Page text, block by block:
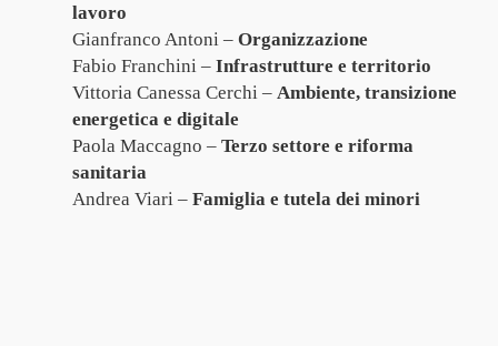
lavoro
Gianfranco Antoni –Organizzazione
Fabio Franchini –Infrastrutture e territorio
Vittoria Canessa Cerchi – Ambiente, transizione
energetica e digitale
Paola Maccagno –Terzo settore e riforma
sanitaria
Andrea Viari –Famiglia e tutela dei minori